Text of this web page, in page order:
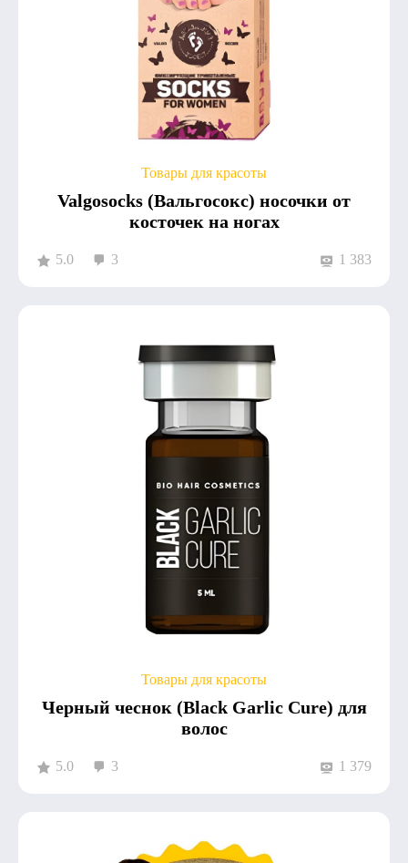
Товары для красоты
Valgosocks (Вальгосокс) носочки от
косточек на ногах
5.0 3 1 383
Товары для красоты
Черный чеснок (Black Garlic Cure) для
волос
5.0 3 1 379